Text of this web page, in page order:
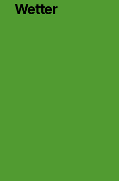
Wetter